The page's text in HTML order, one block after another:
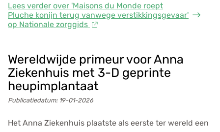
Lees verder over 'Maisons du Monde roept
Pluche konijn terug vanwege verstikkingsgevaar'
op Nationale zorggids
Wereldwijde primeur voor Anna
Ziekenhuis met 3-D geprinte
heupimplantaat
Publicatiedatum: 19-01-2026
Het Anna Ziekenhuis plaatste als eerste ter wereld een